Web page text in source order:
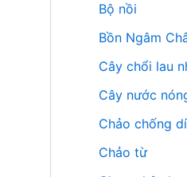
Bộ nồi
Bồn Ngâm
Cây chổi lau
Cây nước
Chảo chống
Chảo từ